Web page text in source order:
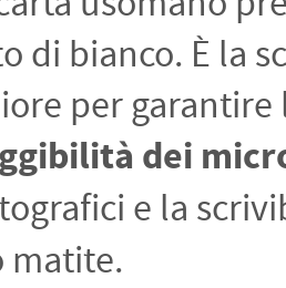
di bianco. È la
per garantire
dei
e la
matite.